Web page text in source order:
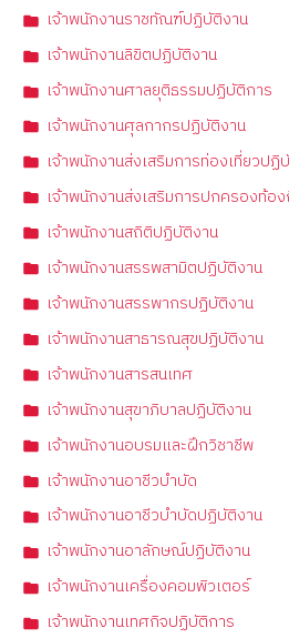
เจ้าพนักงานราชทัณฑ์ปฏิบัติงาน
เจ้าพนักงานลิขิตปฏิบัติงาน
เจ้าพนักงานศาลยุติธรรมปฏิบัติการ
เจ้าพนักงานศุลกากรปฏิบัติงาน
เจ้าพนักงานส่งเสริมการท่องเที่ยวปฏิ
เจ้าพนักงานส่งเสริมการปกครองท้อ
เจ้าพนักงานสถิติปฏิบัติงาน
เจ้าพนักงานสรรพสามิตปฏิบัติงาน
เจ้าพนักงานสรรพากรปฏิบัติงาน
เจ้าพนักงานสาธารณสุขปฏิบัติงาน
เจ้าพนักงานสารสนเทศ
เจ้าพนักงานสุขาภิบาลปฏิบัติงาน
เจ้าพนักงานอบรมและฝึกวิชาชีพ
เจ้าพนักงานอาชีวบำบัด
เจ้าพนักงานอาชีวบำบัดปฏิบัติงาน
เจ้าพนักงานอาลักษณ์ปฏิบัติงาน
เจ้าพนักงานเครื่องคอมพิวเตอร์
เจ้าพนักงานเทศกิจปฏิบัติการ